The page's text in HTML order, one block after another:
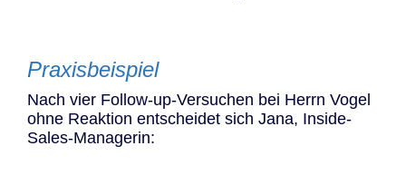
Praxisbeispiel
Nach vier Follow-up-Versuchen bei Herrn Vogel
ohne Reaktion entscheidet sich Jana, Inside-
Sales-Managerin: